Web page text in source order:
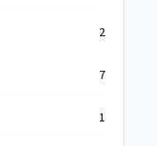
2
7
1